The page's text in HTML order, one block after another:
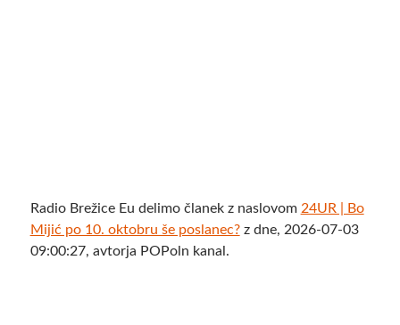
Radio Brežice Eu delimo članek z naslovom 24UR | Bo
Mijić po 10. oktobru še poslanec?z dne, 2026-07-03
09:00:27, avtorja POPoln kanal.